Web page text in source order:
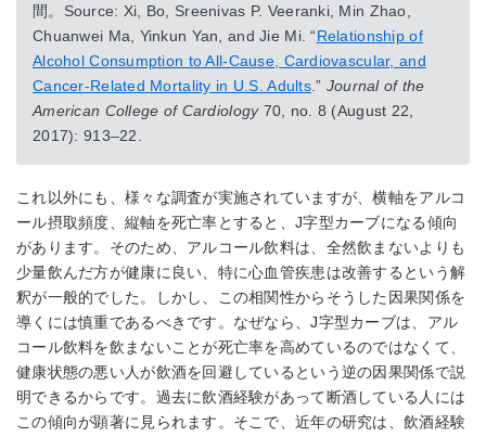
間。Source: Xi, Bo, Sreenivas P. Veeranki, Min Zhao,
Chuanwei Ma, Yinkun Yan, and Jie Mi. “Relationship of
Alcohol Consumption to All-Cause, Cardiovascular, and
Cancer-Related Mortality in U.S. Adults.” Journal of the
American College of Cardiology70, no. 8 (August 22,
2017): 913–22.
これ以外にも、様々な調査が実施されていますが、横軸をアルコ
ール摂取頻度、縦軸を死亡率とすると、J字型カーブになる傾向
があります。そのため、アルコール飲料は、全然飲まないよりも
少量飲んだ方が健康に良い、特に心血管疾患は改善するという解
釈が一般的でした。しかし、この相関性からそうした因果関係を
導くには慎重であるべきです。なぜなら、J字型カーブは、アル
コール飲料を飲まないことが死亡率を高めているのではなくて、
健康状態の悪い人が飲酒を回避しているという逆の因果関係で説
明できるからです。過去に飲酒経験があって断酒している人には
この傾向が顕著に見られます。そこで、近年の研究は、飲酒経験